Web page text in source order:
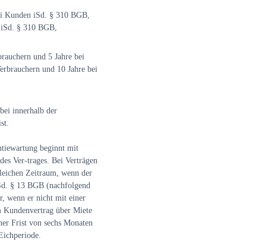
Kunden iSd. § 310 BGB,
iSd. § 310 BGB,
und 5 Jahre bei
und 10 Jahre bei
innerhalb der
beginnt mit
Ver-trages. Bei Verträgen
Zeitraum, wenn der
§ 13 BGB (nachfolgend
wenn er nicht mit einer
über Miete
Frist von sechs Monaten